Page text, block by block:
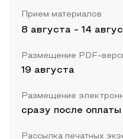
Прием материалов
8 августа - 14
Размещение PDF-
19 августа
Размещение
сразу после оплаты
Рассылка печатных